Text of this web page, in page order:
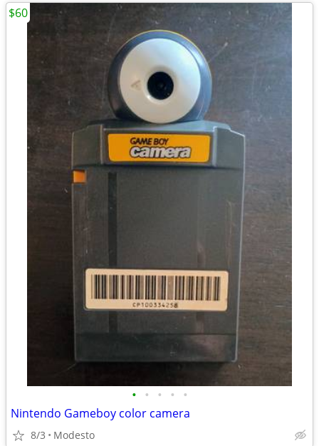
• • • • •
Nintendo Gameboy color camera
8/3 Modesto
$60